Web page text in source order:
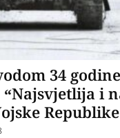
34
i